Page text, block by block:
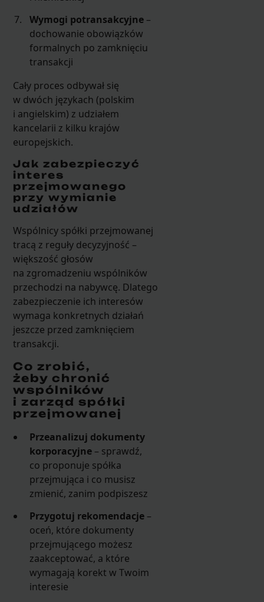
Wymogi potransakcyjne –
dochowanie obowiązków
formalnych po zamknięciu
transakcji
Cały proces odbywał się
w dwóch językach (polskim
i angielskim) z udziałem
kancelarii z kilku krajów
europejskich.
Jak zabezpieczyć
interes
przejmowanego
przy wymianie
udziałów
Wspólnicy spółki przejmowanej
tracą z reguły decyzyjność –
większość głosów
na zgromadzeniu wspólników
przechodzi na nabywcę. Dlatego
zabezpieczenie ich interesów
wymaga konkretnych działań
jeszcze przed zamknięciem
transakcji.
Co zrobić,
żeby chronić
wspólników
i zarząd spółki
przejmowanej
Przeanalizuj dokumenty
korporacyjne – sprawdź,
co proponuje spółka
przejmująca i co musisz
zmienić, zanim podpiszesz
Przygotuj rekomendacje –
oceń, które dokumenty
przejmującego możesz
zaakceptować, a które
wymagają korekt w Twoim
interesie